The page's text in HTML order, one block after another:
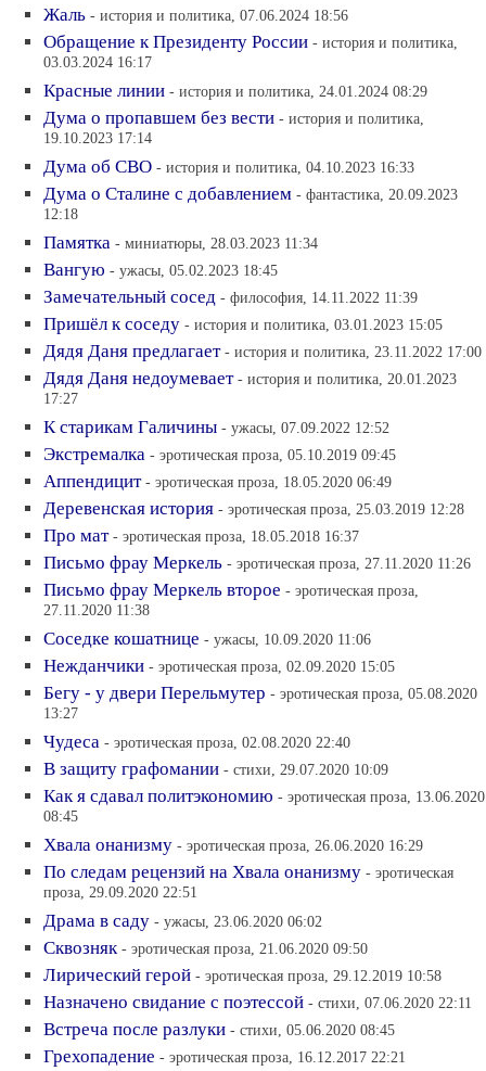
Жаль - история и политика, 07.06.2024 18:56
Обращение к Президенту России - история и политика,
03.03.2024 16:17
Красные линии - история и политика, 24.01.2024 08:29
Дума о пропавшем без вести - история и политика,
19.10.2023 17:14
Дума об СВО - история и политика, 04.10.2023 16:33
Дума о Сталине с добавлением - фантастика, 20.09.2023
12:18
Памятка - миниатюры, 28.03.2023 11:34
Вангую - ужасы, 05.02.2023 18:45
Замечательный сосед - философия, 14.11.2022 11:39
Пришёл к соседу - история и политика, 03.01.2023 15:05
Дядя Даня предлагает - история и политика, 23.11.2022 17:00
Дядя Даня недоумевает - история и политика, 20.01.2023
17:27
К старикам Галичины - ужасы, 07.09.2022 12:52
Экстремалка - эротическая проза, 05.10.2019 09:45
Аппендицит - эротическая проза, 18.05.2020 06:49
Деревенская история - эротическая проза, 25.03.2019 12:28
Про мат - эротическая проза, 18.05.2018 16:37
Письмо фрау Меркель - эротическая проза, 27.11.2020 11:26
Письмо фрау Меркель второе - эротическая проза,
27.11.2020 11:38
Соседке кошатнице - ужасы, 10.09.2020 11:06
Нежданчики - эротическая проза, 02.09.2020 15:05
Бегу - у двери Перельмутер - эротическая проза, 05.08.2020
13:27
Чудеса - эротическая проза, 02.08.2020 22:40
В защиту графомании - стихи, 29.07.2020 10:09
Как я сдавал политэкономию - эротическая проза, 13.06.2020
08:45
Хвала онанизму - эротическая проза, 26.06.2020 16:29
По следам рецензий на Хвала онанизму - эротическая
проза, 29.09.2020 22:51
Драма в саду - ужасы, 23.06.2020 06:02
Сквозняк - эротическая проза, 21.06.2020 09:50
Лирический герой - эротическая проза, 29.12.2019 10:58
Назначено свидание с поэтессой - стихи, 07.06.2020 22:11
Встреча после разлуки - стихи, 05.06.2020 08:45
Грехопадение - эротическая проза, 16.12.2017 22:21